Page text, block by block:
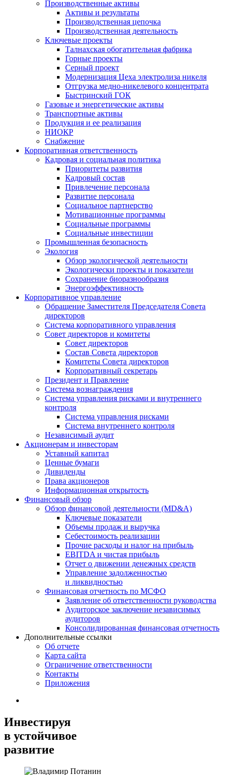
Производственные активы
Активы и результаты
Производственная цепочка
Производственная деятельность
Ключевые проекты
Талнахская обогатительная фабрика
Горные проекты
Серный проект
Модернизация Цеха электролиза никеля
Отгрузка медно-никелевого концентрата
Быстринский ГОК
Газовые и энергетические активы
Транспортные активы
Продукция и ее реализация
НИОКР
Снабжение
Корпоративная ответственность
Кадровая и социальная политика
Приоритеты развития
Кадровый состав
Привлечение персонала
Развитие персонала
Социальное партнерство
Мотивационные программы
Социальные программы
Социальные инвестиции
Промышленная безопасность
Экология
Обзор экологической деятельности
Экологически проекты и показатели
Сохранение биоразнообразия
Энергоэффективность
Корпоративное управление
Обращение Заместителя Председателя Совета
директоров
Система корпоративного управления
Совет директоров и комитеты
Совет директоров
Состав Совета директоров
Комитеты Совета директоров
Корпоративный секретарь
Президент и Правление
Система вознаграждения
Система управления рисками и внутреннего
контроля
Система управления рисками
Система внутреннего контроля
Независимый аудит
Акционерам и инвесторам
Уставный капитал
Ценные бумаги
Дивиденды
Права акционеров
Информационная открытость
Финансовый обзор
Обзор финансовой деятельности (MD&A)
Ключевые показатели
Объемы продаж и выручка
Себестоимость реализации
Прочие расходы и налог на прибыль
EBITDA и чистая прибыль
Отчет о движении денежных средств
Управление задолженностью
и ликвидностью
Финансовая отчетность по МСФО
Заявление об ответственности руководства
Аудиторское заключение независимых
аудиторов
Консолидированная финансовая отчетность
Дополнительные ссылки
Об отчете
Карта сайта
Ограничение ответственности
Контакты
Приложения
Инвестируя
в устойчивое
развитие